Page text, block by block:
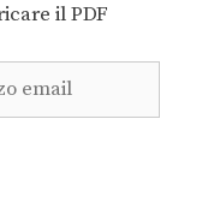
il PDF